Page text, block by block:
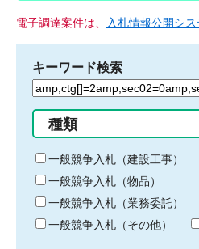
電子調達案件は、 入札情報公開シス
キーワード検索
検
る
キ
ー
ワ
ー
ド
種類
一般競争入札（建設工事）
一般競争入札（物品）
一般競争入札（業務委託）
一般競争入札（その他）